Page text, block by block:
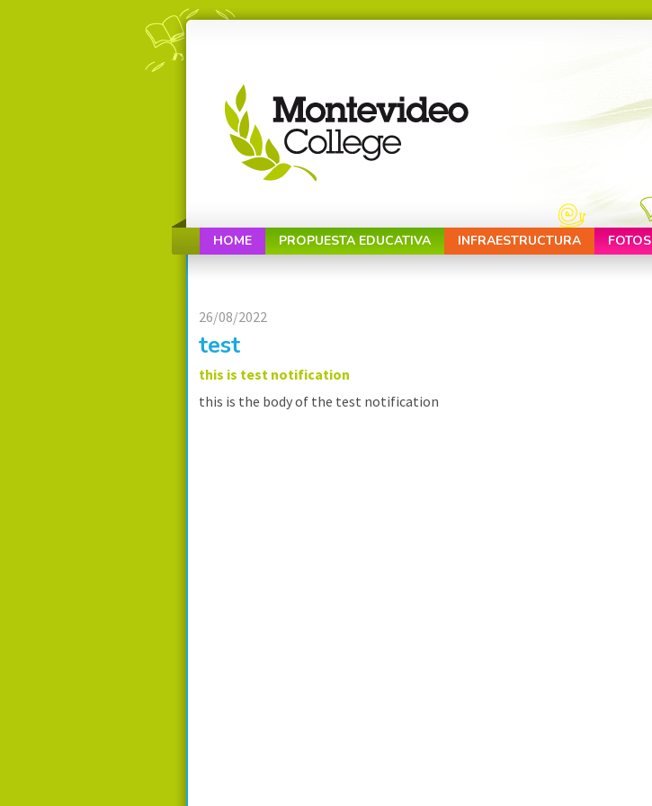
HOME PROPUESTA EDUCATIVA INFRAESTRUCTURA FOTOS
26/08/2022
test
this is test notification
this is the body of the test notification